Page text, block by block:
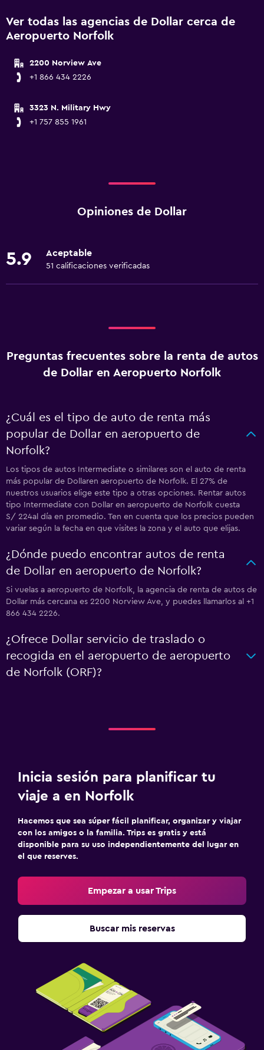
Ver todas las agencias de Dollar cerca de
Aeropuerto Norfolk
2200 Norview Ave
+1 866 434 2226
3323 N. Military Hwy
+1 757 855 1961
Opiniones de Dollar
5.9 Aceptable
51 calificaciones verificadas
Preguntas frecuentes sobre la renta de autos
de Dollar en Aeropuerto Norfolk
¿Cuál es el tipo de auto de renta más
popular de Dollar en aeropuerto de
Norfolk?
Los tipos de autos Intermediate o similares son el auto de renta
más popular de Dollaren aeropuerto de Norfolk. El 27% de
nuestros usuarios elige este tipo a otras opciones. Rentar autos
tipo Intermediate con Dollar en aeropuerto de Norfolk cuesta
S/ 224al día en promedio. Ten en cuenta que los precios pueden
variar según la fecha en que visites la zona y el auto que elijas.
¿Dónde puedo encontrar autos de renta
de Dollar en aeropuerto de Norfolk?
Si vuelas a aeropuerto de Norfolk, la agencia de renta de autos de
Dollar más cercana es 2200 Norview Ave, y puedes llamarlos al +1
866 434 2226.
¿Ofrece Dollar servicio de traslado o
recogida en el aeropuerto de aeropuerto
de Norfolk (ORF)?
Inicia sesión para planificar tu
viaje a en Norfolk
Hacemos que sea súper fácil planificar, organizar y viajar
con los amigos o la familia. Trips es gratis y está
disponible para su uso independientemente del lugar en
el que reserves.
Empezar a usar Trips
Buscar mis reservas